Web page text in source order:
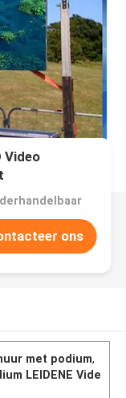
Video
ons
met podium,
LEIDENE Vide